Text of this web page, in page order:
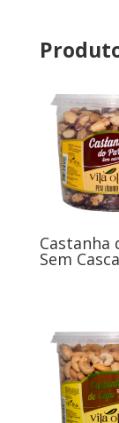
Castanha
Sem